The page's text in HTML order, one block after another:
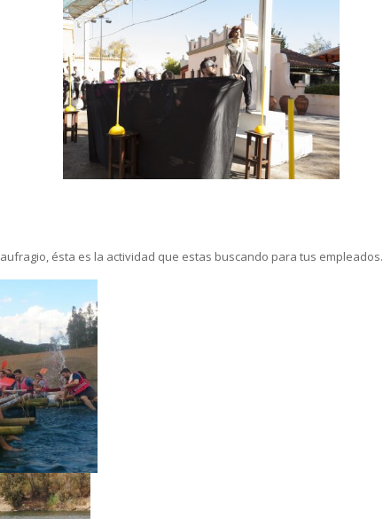
ésta es la actividad que estas buscando para tus empleados.